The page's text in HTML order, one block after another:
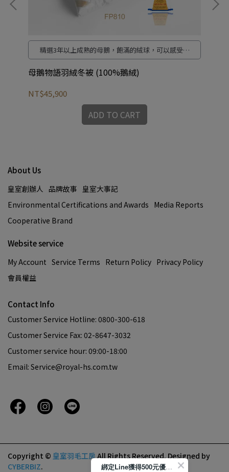
精選3年以上成熟的母鵝，飽滿的絨球，可以感受到
高品質蓬鬆感。高品質FP(Fill Power) 810的絨球，提
供卓越的保暖性，讓您在夜裡感受到舒適與溫暖。符
合嚴格的歐洲標準，保證產品品質與安全達到最高標
母鵝物語羽絨冬被 (100%鵝絨)
NT$45,900
ADD TO CART
About Us
皇室創辦人 品牌故事 皇室大事記
Environmental Certifications and Awards Media Reports
Cooperative Brand
Website service
My Account Service Terms Return Policy Privacy Policy
會員權益
Contact Info
Customer Service Hotline: 0800-300-618
Customer Service Fax: 02-8647-3032
Customer service hour: 09:00-18:00
Email: Service@royal-hs.com.tw
Copyright © 皇室羽毛工房All Rights Reserved.Designed by
CYBERBIZ. 綁定Line獲得500元優惠券